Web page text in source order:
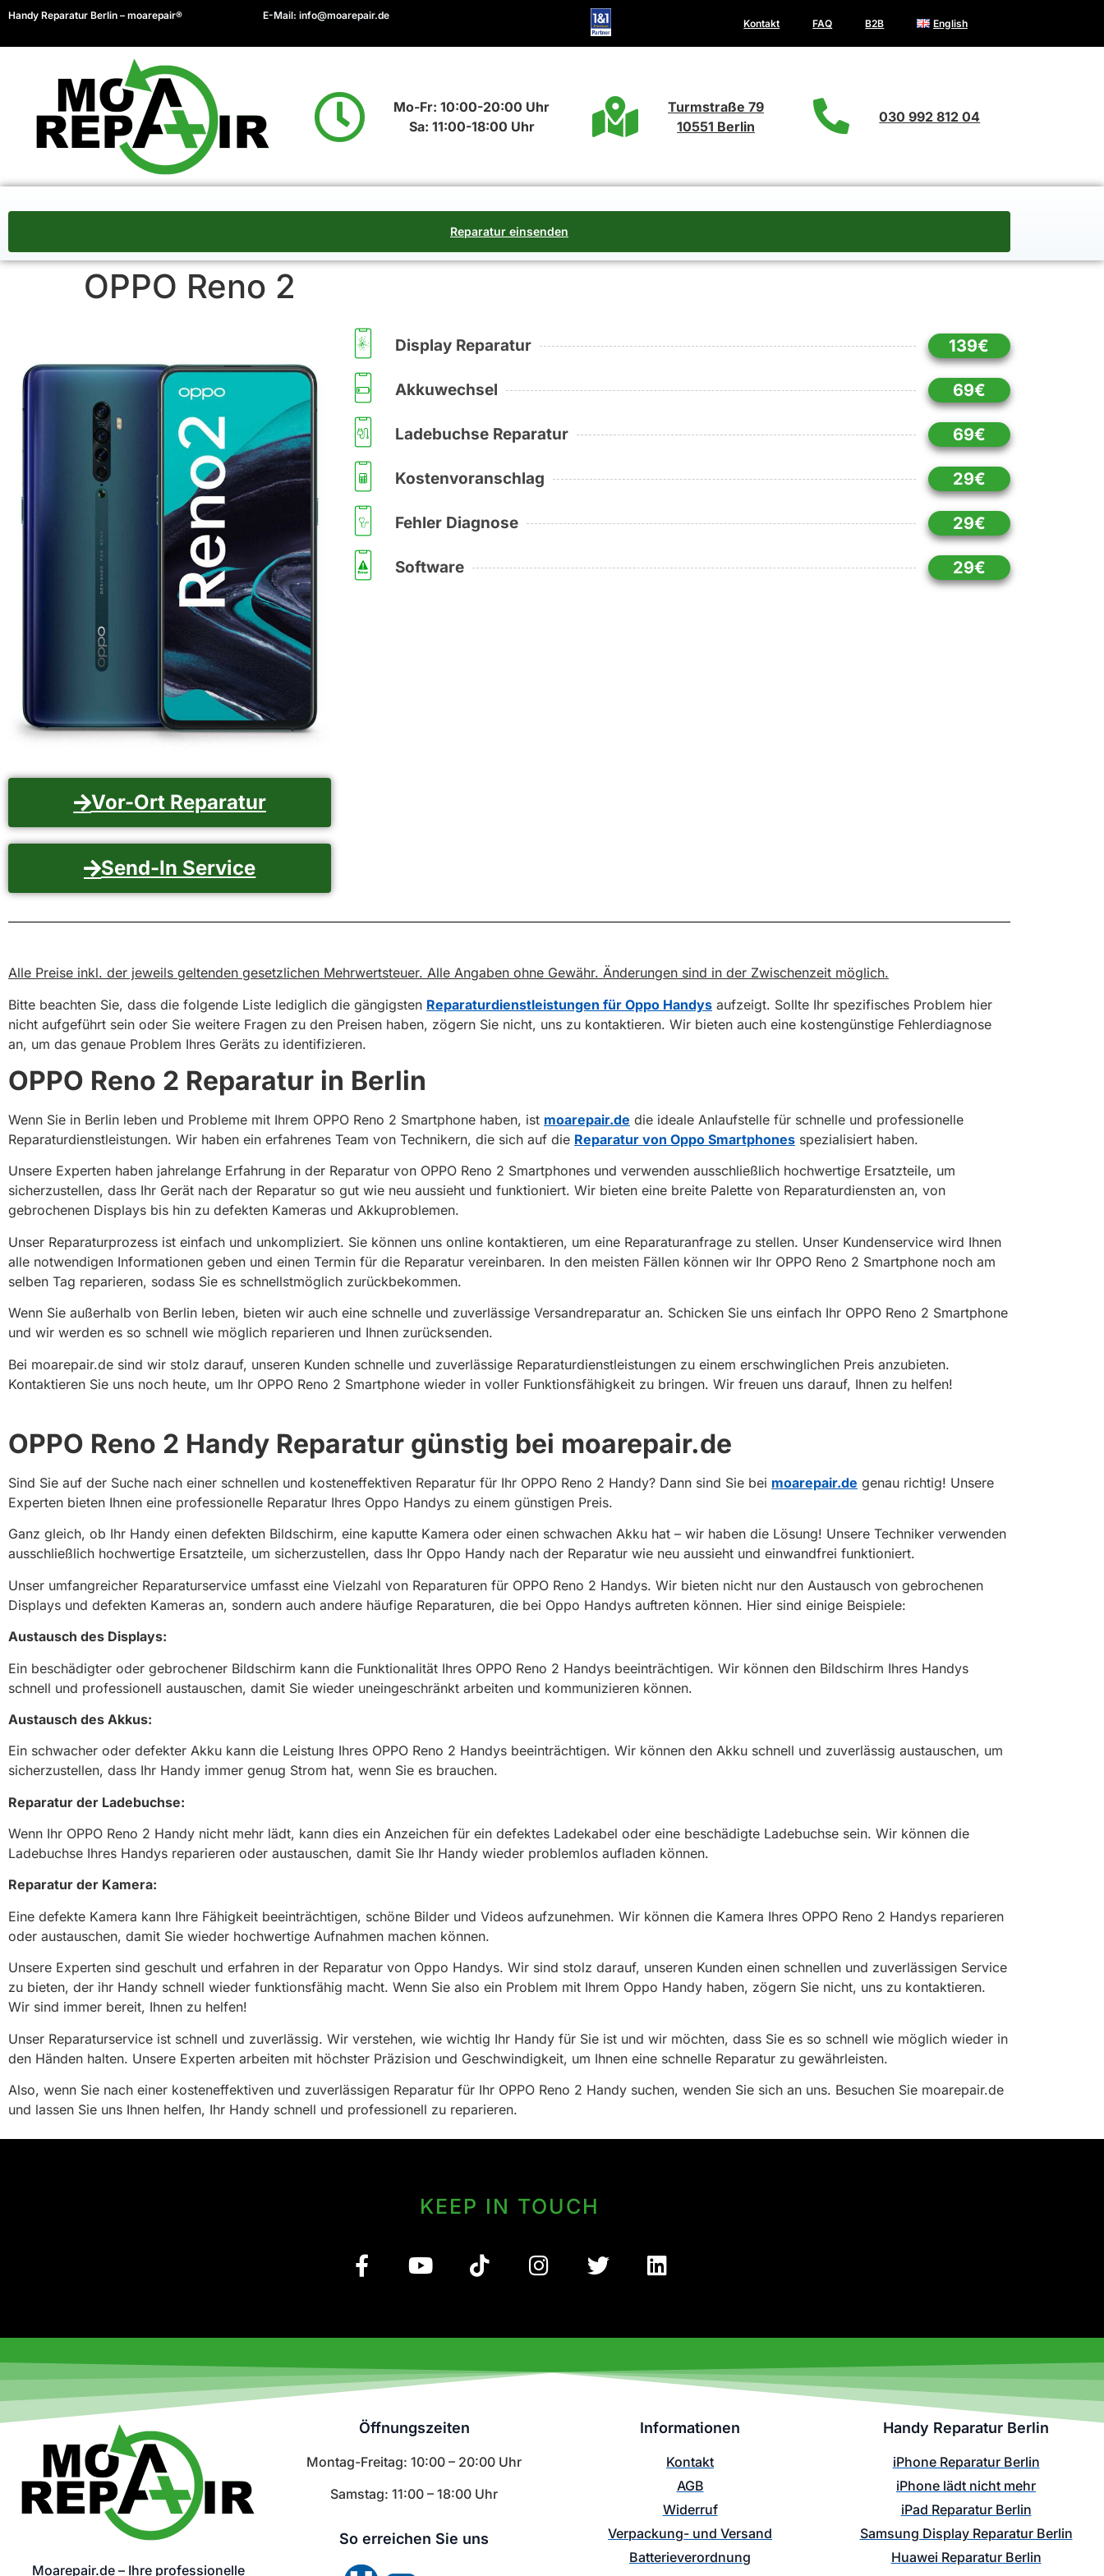
Handy Reparatur Berlin – moarepair® E-Mail: info@moarepair.de
Kontakt FAQ B2B English
Mo-Fr: 10:00-20:00 Uhr
Sa: 11:00-18:00 Uhr
Turmstraße 79
10551 Berlin
030 992 812 04
Reparatur einsenden
OPPO Reno 2
Vor-Ort Reparatur
Send-In Service
Display Reparatur 139€
Akkuwechsel 69€
Ladebuchse Reparatur 69€
Kostenvoranschlag 29€
Fehler Diagnose 29€
Software 29€
Alle Preise inkl. der jeweils geltenden gesetzlichen Mehrwertsteuer. Alle Angaben ohne Gewähr. Änderungen sind in der Zwischenzeit möglich.
Bitte beachten Sie, dass die folgende Liste lediglich die gängigsten Reparaturdienstleistungen für Oppo Handys aufzeigt. Sollte Ihr spezifisches Problem hier
nicht aufgeführt sein oder Sie weitere Fragen zu den Preisen haben, zögern Sie nicht, uns zu kontaktieren. Wir bieten auch eine kostengünstige Fehlerdiagnose
an, um das genaue Problem Ihres Geräts zu identifizieren.
OPPO Reno 2 Reparatur in Berlin
Wenn Sie in Berlin leben und Probleme mit Ihrem OPPO Reno 2 Smartphone haben, ist moarepair.de die ideale Anlaufstelle für schnelle und professionelle
Reparaturdienstleistungen. Wir haben ein erfahrenes Team von Technikern, die sich auf die Reparatur von Oppo Smartphones spezialisiert haben.
Unsere Experten haben jahrelange Erfahrung in der Reparatur von OPPO Reno 2 Smartphones und verwenden ausschließlich hochwertige Ersatzteile, um
sicherzustellen, dass Ihr Gerät nach der Reparatur so gut wie neu aussieht und funktioniert. Wir bieten eine breite Palette von Reparaturdiensten an, von
gebrochenen Displays bis hin zu defekten Kameras und Akkuproblemen.
Unser Reparaturprozess ist einfach und unkompliziert. Sie können uns online kontaktieren, um eine Reparaturanfrage zu stellen. Unser Kundenservice wird Ihnen
alle notwendigen Informationen geben und einen Termin für die Reparatur vereinbaren. In den meisten Fällen können wir Ihr OPPO Reno 2 Smartphone noch am
selben Tag reparieren, sodass Sie es schnellstmöglich zurückbekommen.
Wenn Sie außerhalb von Berlin leben, bieten wir auch eine schnelle und zuverlässige Versandreparatur an. Schicken Sie uns einfach Ihr OPPO Reno 2 Smartphone
und wir werden es so schnell wie möglich reparieren und Ihnen zurücksenden.
Bei moarepair.de sind wir stolz darauf, unseren Kunden schnelle und zuverlässige Reparaturdienstleistungen zu einem erschwinglichen Preis anzubieten.
Kontaktieren Sie uns noch heute, um Ihr OPPO Reno 2 Smartphone wieder in voller Funktionsfähigkeit zu bringen. Wir freuen uns darauf, Ihnen zu helfen!
OPPO Reno 2 Handy Reparatur günstig bei moarepair.de
Sind Sie auf der Suche nach einer schnellen und kosteneffektiven Reparatur für Ihr OPPO Reno 2 Handy? Dann sind Sie bei moarepair.de genau richtig! Unsere
Experten bieten Ihnen eine professionelle Reparatur Ihres Oppo Handys zu einem günstigen Preis.
Ganz gleich, ob Ihr Handy einen defekten Bildschirm, eine kaputte Kamera oder einen schwachen Akku hat – wir haben die Lösung! Unsere Techniker verwenden
ausschließlich hochwertige Ersatzteile, um sicherzustellen, dass Ihr Oppo Handy nach der Reparatur wie neu aussieht und einwandfrei funktioniert.
Unser umfangreicher Reparaturservice umfasst eine Vielzahl von Reparaturen für OPPO Reno 2 Handys. Wir bieten nicht nur den Austausch von gebrochenen
Displays und defekten Kameras an, sondern auch andere häufige Reparaturen, die bei Oppo Handys auftreten können. Hier sind einige Beispiele:
Austausch des Displays:
Ein beschädigter oder gebrochener Bildschirm kann die Funktionalität Ihres OPPO Reno 2 Handys beeinträchtigen. Wir können den Bildschirm Ihres Handys
schnell und professionell austauschen, damit Sie wieder uneingeschränkt arbeiten und kommunizieren können.
Austausch des Akkus:
Ein schwacher oder defekter Akku kann die Leistung Ihres OPPO Reno 2 Handys beeinträchtigen. Wir können den Akku schnell und zuverlässig austauschen, um
sicherzustellen, dass Ihr Handy immer genug Strom hat, wenn Sie es brauchen.
Reparatur der Ladebuchse:
Wenn Ihr OPPO Reno 2 Handy nicht mehr lädt, kann dies ein Anzeichen für ein defektes Ladekabel oder eine beschädigte Ladebuchse sein. Wir können die
Ladebuchse Ihres Handys reparieren oder austauschen, damit Sie Ihr Handy wieder problemlos aufladen können.
Reparatur der Kamera:
Eine defekte Kamera kann Ihre Fähigkeit beeinträchtigen, schöne Bilder und Videos aufzunehmen. Wir können die Kamera Ihres OPPO Reno 2 Handys reparieren
oder austauschen, damit Sie wieder hochwertige Aufnahmen machen können.
Unsere Experten sind geschult und erfahren in der Reparatur von Oppo Handys. Wir sind stolz darauf, unseren Kunden einen schnellen und zuverlässigen Service
zu bieten, der ihr Handy schnell wieder funktionsfähig macht. Wenn Sie also ein Problem mit Ihrem Oppo Handy haben, zögern Sie nicht, uns zu kontaktieren.
Wir sind immer bereit, Ihnen zu helfen!
Unser Reparaturservice ist schnell und zuverlässig. Wir verstehen, wie wichtig Ihr Handy für Sie ist und wir möchten, dass Sie es so schnell wie möglich wieder in
den Händen halten. Unsere Experten arbeiten mit höchster Präzision und Geschwindigkeit, um Ihnen eine schnelle Reparatur zu gewährleisten.
Also, wenn Sie nach einer kosteneffektiven und zuverlässigen Reparatur für Ihr OPPO Reno 2 Handy suchen, wenden Sie sich an uns. Besuchen Sie moarepair.de
und lassen Sie uns Ihnen helfen, Ihr Handy schnell und professionell zu reparieren.
KEEP IN TOUCH
Moarepair.de – Ihre professionelle
Öffnungszeiten
Montag-Freitag: 10:00 – 20:00 Uhr
Samstag: 11:00 – 18:00 Uhr
So erreichen Sie uns
Informationen
Kontakt
AGB
Widerruf
Verpackung- und Versand
Batterieverordnung
Handy Reparatur Berlin
iPhone Reparatur Berlin
iPhone lädt nicht mehr
iPad Reparatur Berlin
Samsung Display Reparatur Berlin
Huawei Reparatur Berlin